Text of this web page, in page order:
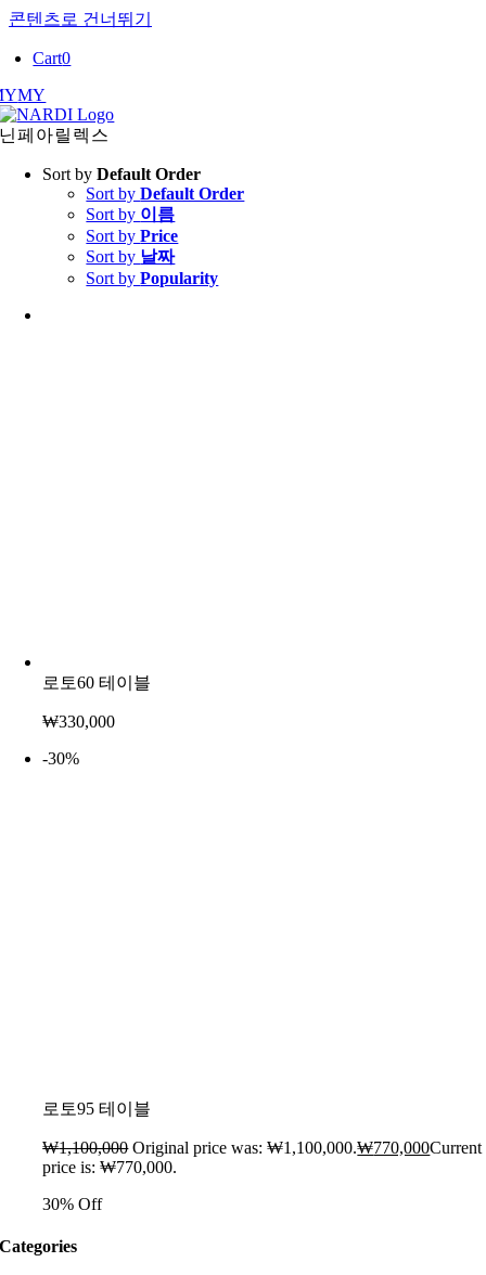
콘텐츠로 건너뛰기
Cart0
MY
닌페아릴렉스
Sort byDefault Order
Sort byDefault Order
Sort by 이름
Sort byPrice
Sort by 날짜
Sort byPopularity
로토60 테이블
₩330,000
-30%
로토95 테이블
₩1,100,000 Original price was: ₩1,100,000.₩770,000Current
price is: ₩770,000.
30% Off
Categories